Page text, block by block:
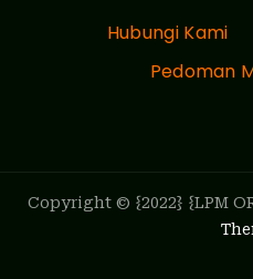
Hubungi Kami
Pedoman
Copyright © {2022} {LPM